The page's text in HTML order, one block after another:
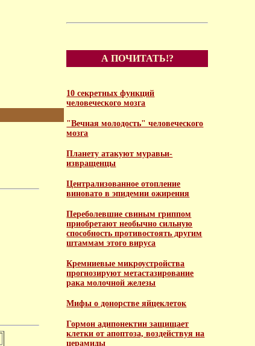
А ПОЧИТАТЬ!?
10 секретных функций
человеческого мозга
"Вечная молодость" человеческого
мозга
Планету атакуют муравьи-
извращенцы
Централизованное отопление
виновато в эпидемии ожирения
Переболевшие свиным гриппом
приобретают необычно сильную
способность противостоять другим
штаммам этого вируса
Кремниевые микроустройства
прогнозируют метастазирование
рака молочной железы
Мифы о донорстве яйцеклеток
Гормон адипонектин защищает
клетки от апоптоза, воздействуя на
церамиды